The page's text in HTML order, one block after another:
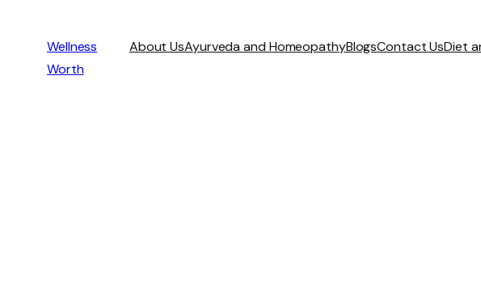
Wellness
Worth
About UsAyurveda and HomeopathyBlogsContact UsDiet